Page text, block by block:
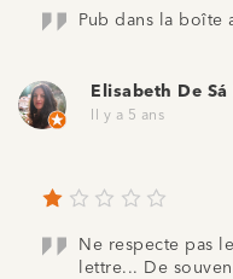
Pub dans la boîte
Elisabeth De
Il y a 5 ans
Ne respecte pas
lettre... De